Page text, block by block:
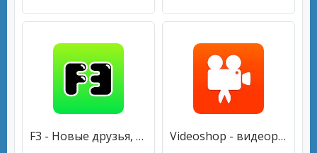
F3 - Новые друзья, Анонимные вопросы, Чат Videoshop - видеоредактор